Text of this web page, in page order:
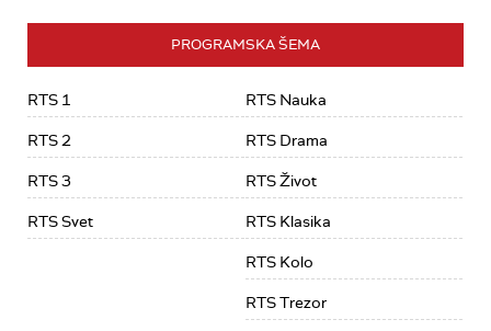
PROGRAMSKA ŠEMA
RTS 1
RTS 2
RTS 3
RTS Svet
RTS Nauka
RTS Drama
RTS Život
RTS Klasika
RTS Kolo
RTS Trezor